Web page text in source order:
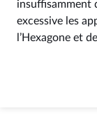
insuffisamment
excessive les
l’Hexagone et